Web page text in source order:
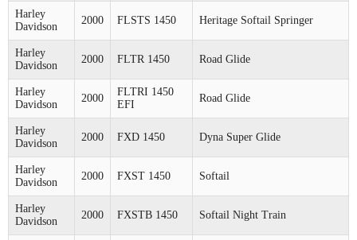
Harley
Davidson
2000 FLSTS 1450 Heritage Softail Springer
Harley
Davidson
2000 FLTR 1450 Road Glide
Harley
Davidson
2000
FLTRI 1450
EFI
Road Glide
Harley
Davidson
2000 FXD 1450 Dyna Super Glide
Harley
Davidson
2000 FXST 1450 Softail
Harley
Davidson
2000 FXSTB 1450 Softail Night Train